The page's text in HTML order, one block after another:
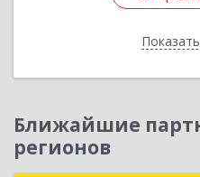
Ближайшие
регионов